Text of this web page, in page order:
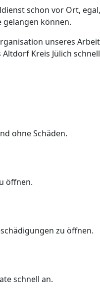
schon vor Ort,
gelangen können.
unseres
Kreis Jülich
ohne Schäden.
öffnen.
zu öffnen.
schnell an.